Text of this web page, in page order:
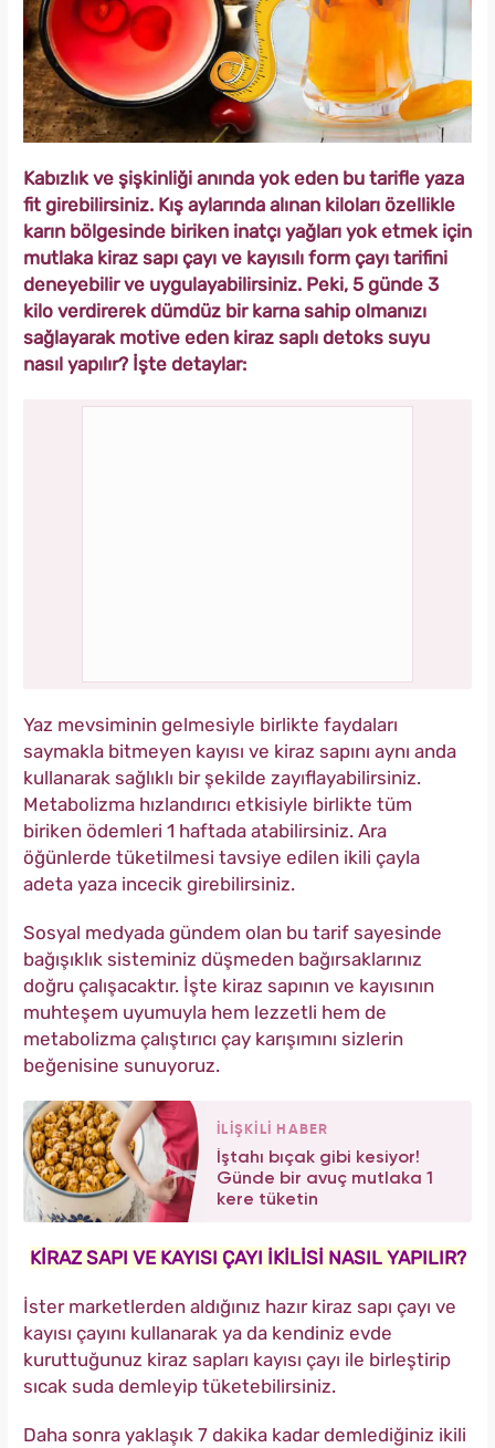
Kabızlık ve şişkinliği anında yok eden bu tarifle yaza
fit girebilirsiniz. Kış aylarında alınan kiloları özellikle
karın bölgesinde biriken inatçı yağları yok etmek için
mutlaka kiraz sapı çayı ve kayısılı form çayı tarifini
deneyebilir ve uygulayabilirsiniz. Peki, 5 günde 3
kilo verdirerek dümdüz bir karna sahip olmanızı
sağlayarak motive eden kiraz saplı detoks suyu
nasıl yapılır? İşte detaylar:
Yaz mevsiminin gelmesiyle birlikte faydaları
saymakla bitmeyen kayısı ve kiraz sapını aynı anda
kullanarak sağlıklı bir şekilde zayıflayabilirsiniz.
Metabolizma hızlandırıcı etkisiyle birlikte tüm
biriken ödemleri 1 haftada atabilirsiniz. Ara
öğünlerde tüketilmesi tavsiye edilen ikili çayla
adeta yaza incecik girebilirsiniz.
Sosyal medyada gündem olan bu tarif sayesinde
bağışıklık sisteminiz düşmeden bağırsaklarınız
doğru çalışacaktır. İşte kiraz sapının ve kayısının
muhteşem uyumuyla hem lezzetli hem de
metabolizma çalıştırıcı çay karışımını sizlerin
beğenisine sunuyoruz.
İLİŞKİLİ HABER
İştahı bıçak gibi kesiyor!
Günde bir avuç mutlaka 1
kere tüketin
KİRAZ SAPI VE KAYISI ÇAYI İKİLİSİ NASIL YAPILIR?
İster marketlerden aldığınız hazır kiraz sapı çayı ve
kayısı çayını kullanarak ya da kendiniz evde
kuruttuğunuz kiraz sapları kayısı çayı ile birleştirip
sıcak suda demleyip tüketebilirsiniz.
Daha sonra yaklaşık 7 dakika kadar demlediğiniz ikili